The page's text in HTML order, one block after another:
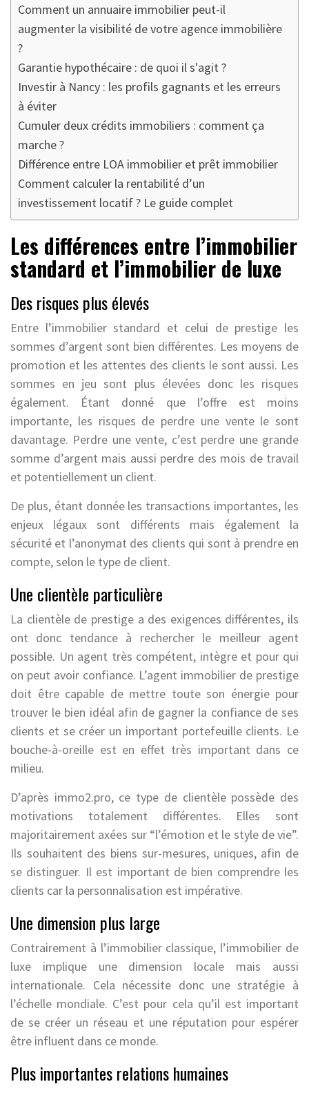
Comment un annuaire immobilier peut-il
augmenter la visibilité de votre agence immobilière
?
Garantie hypothécaire : de quoi il s'agit ?
Investir à Nancy : les profils gagnants et les erreurs
à éviter
Cumuler deux crédits immobiliers : comment ça
marche ?
Différence entre LOA immobilier et prêt immobilier
Comment calculer la rentabilité d’un
investissement locatif ? Le guide complet
Les différences entre l’immobilier
standard et l’immobilier de luxe
Des risques plus élevés
Entre l’immobilier standard et celui de prestige les
sommes d’argent sont bien différentes. Les moyens de
promotion et les attentes des clients le sont aussi. Les
sommes en jeu sont plus élevées donc les risques
également. Étant donné que l’offre est moins
importante, les risques de perdre une vente le sont
davantage. Perdre une vente, c’est perdre une grande
somme d’argent mais aussi perdre des mois de travail
et potentiellement un client.
De plus, étant donnée les transactions importantes, les
enjeux légaux sont différents mais également la
sécurité et l’anonymat des clients qui sont à prendre en
compte, selon le type de client.
Une clientèle particulière
La clientèle de prestige a des exigences différentes, ils
ont donc tendance à rechercher le meilleur agent
possible. Un agent très compétent, intègre et pour qui
on peut avoir confiance. L’agent immobilier de prestige
doit être capable de mettre toute son énergie pour
trouver le bien idéal afin de gagner la confiance de ses
clients et se créer un important portefeuille clients. Le
bouche-à-oreille est en effet très important dans ce
milieu.
D’après immo2.pro, ce type de clientèle possède des
motivations totalement différentes. Elles sont
majoritairement axées sur “l’émotion et le style de vie”.
Ils souhaitent des biens sur-mesures, uniques, afin de
se distinguer. Il est important de bien comprendre les
clients car la personnalisation est impérative.
Une dimension plus large
Contrairement à l’immobilier classique, l’immobilier de
luxe implique une dimension locale mais aussi
internationale. Cela nécessite donc une stratégie à
l’échelle mondiale. C’est pour cela qu’il est important
de se créer un réseau et une réputation pour espérer
être influent dans ce monde.
Plus importantes relations humaines